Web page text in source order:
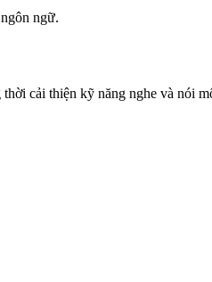
ngữ.
cải thiện kỹ năng nghe và nói